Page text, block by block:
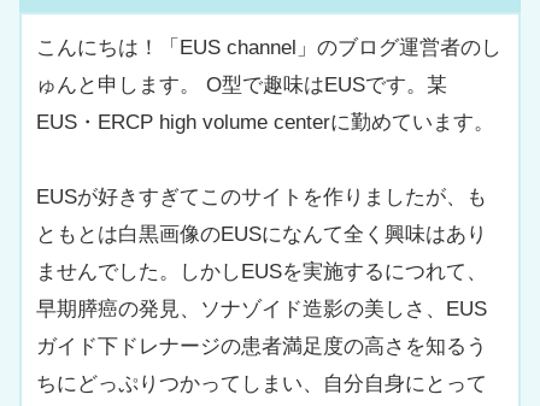
こんにちは！「EUS channel」のブログ運営者のし
ゅんと申します。 O型で趣味はEUSです。某
EUS・ERCP high volume centerに勤めています。
EUSが好きすぎてこのサイトを作りましたが、も
ともとは白黒画像のEUSになんて全く興味はあり
ませんでした。しかしEUSを実施するにつれて、
早期膵癌の発見、ソナゾイド造影の美しさ、EUS
ガイド下ドレナージの患者満足度の高さを知るう
ちにどっぷりつかってしまい、自分自身にとって